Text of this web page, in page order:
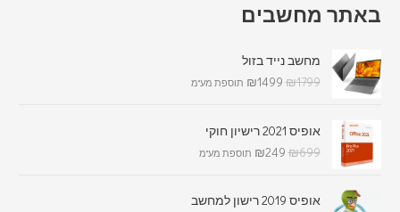
באתר מחשבים
מחשב נייד בזול
₪1799
₪1499 תוספת מע"מ
אופיס 2021 רישיון חוקי
₪699
₪249 תוספת מע"מ
אופיס 2019 רישון למחשב